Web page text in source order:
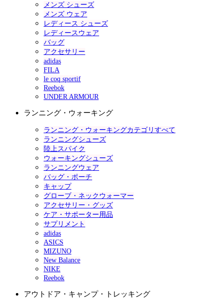
メンズ シューズ
メンズ ウェア
レディース シューズ
レディースウェア
バッグ
アクセサリー
adidas
FILA
le coq sportif
Reebok
UNDER ARMOUR
ランニング・ウォーキング
ランニング・ウォーキングカテゴリすべて
ランニングシューズ
陸上スパイク
ウォーキングシューズ
ランニングウェア
バッグ・ポーチ
キャップ
グローブ・ネックウォーマー
アクセサリー・グッズ
ケア・サポーター用品
サプリメント
adidas
ASICS
MIZUNO
New Balance
NIKE
Reebok
アウトドア・キャンプ・トレッキング